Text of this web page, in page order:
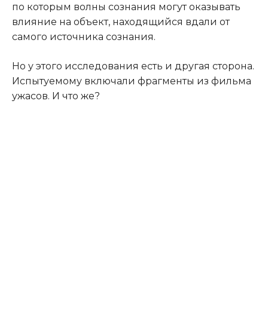
по которым волны сознания могут оказывать
влияние на объект, находящийся вдали от
самого источника сознания.
Но у этого исследования есть и другая сторона.
Испытуемому включали фрагменты из фильма
ужасов. И что же?